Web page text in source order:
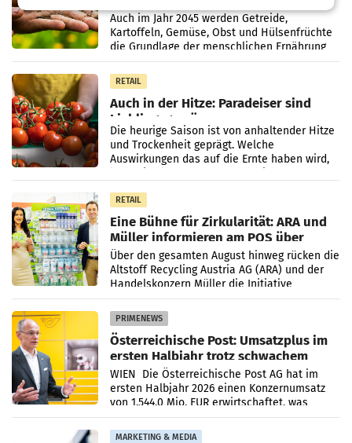
Ernährungssicherheit sichert
Auch im Jahr 2045 werden Getreide,
Kartoffeln, Gemüse, Obst und Hülsenfrüchte
die Grundlage der menschlichen Ernährung
bilden. Allerdings verändern sich die
Eigenschaften der Pflanzen
RETAIL
Auch in der Hitze: Paradeiser sind
Lieblingsgemüse
Die heurige Saison ist von anhaltender Hitze
und Trockenheit geprägt. Welche
Auswirkungen das auf die Ernte haben wird,
RETAIL
Eine Bühne für Zirkularität: ARA und
Müller informieren am POS über
Kreislauffähigkeit
Über den gesamten August hinweg rücken die
Altstoff Recycling Austria AG (ARA) und der
Handelskonzern Müller die Initiative
„Kreislauf-Helden“ in allen österreichischen
Müller-Filialen
PRIMENEWS
Österreichische Post: Umsatzplus im
ersten Halbjahr trotz schwachem
Briefgeschäft
WIEN Die Österreichische Post AG hat im
ersten Halbjahr 2026 einen Konzernumsatz
von 1.544,0 Mio. EUR erwirtschaftet, was
einem Plus von 3,8 Prozent gegenüber dem
Vergleichszeitraum
MARKETING & MEDIA